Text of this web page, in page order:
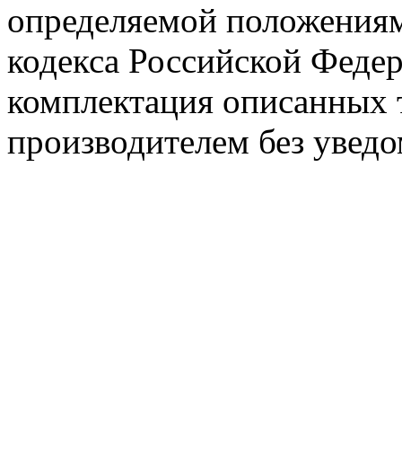
определяемой
кодекса Российской
комплектация
производителем без